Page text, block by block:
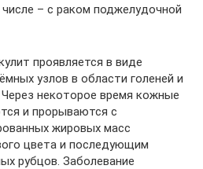
– с раком поджелудочной
проявляется в виде
узлов в области голеней и
некоторое время кожные
и прорываются с
жировых масс
цвета и последующим
рубцов. Заболевание